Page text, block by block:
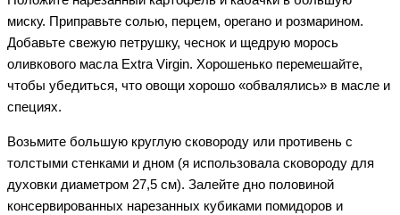
миску. Приправьте солью, перцем, орегано и розмарином.
Добавьте свежую петрушку, чеснок и щедрую морось
оливкового масла Extra Virgin. Хорошенько перемешайте,
чтобы убедиться, что овощи хорошо «обвалялись» в масле и
специях.
Возьмите большую круглую сковороду или противень с
толстыми стенками и дном (я использовала сковороду для
духовки диаметром 27,5 см). Залейте дно половиной
консервированных нарезанных кубиками помидоров и